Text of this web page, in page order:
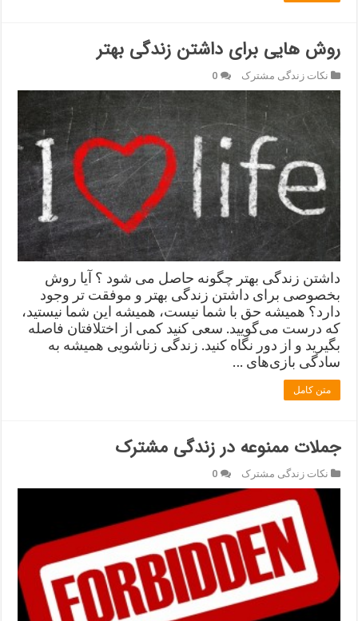
روش هایی برای داشتن زندگی بهتر
نکات زندگی مشترک 0
داشتن زندگی بهتر چگونه حاصل می شود ؟ آیا روش
بخصوصی برای داشتن زندگی بهتر و موفقت تر وجود
دارد؟ همیشه حق با شما نیست، همیشه این شما نیستید،
که درست می‌گویید. سعی کنید کمی از اختلافتان فاصله
بگیرید و از دور نگاه کنید. زندگی زناشویی همیشه به
سادگی بازی‌های …
متن کامل
جملات ممنوعه در زندگی مشترک
نکات زندگی مشترک 0